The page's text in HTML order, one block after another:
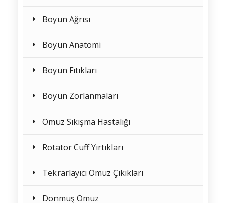
Boyun Ağrısı
Boyun Anatomi
Boyun Fıtıkları
Boyun Zorlanmaları
Omuz Sıkışma Hastalığı
Rotator Cuff Yırtıkları
Tekrarlayıcı Omuz Çıkıkları
Donmuş Omuz